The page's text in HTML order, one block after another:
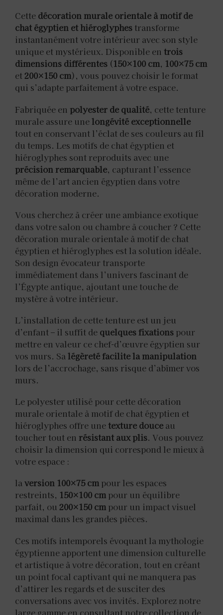
Cette décoration murale orientale à motif de
chat égyptien et hiéroglyphes transforme
instantanément votre intérieur avec son style
unique et mystérieux. Disponible en trois
dimensions différentes (150×100 cm, 100×75 cm
et200×150 cm), vous pouvez choisir le format
qui s’adapte parfaitement à votre espace.
Fabriquée en polyester de qualité, cette tenture
murale assure unelongévité exceptionnelle
tout en conservant l’éclat de ses couleurs au fil
du temps. Les motifs de chat égyptien et
hiéroglyphes sont reproduits avec une
précision remarquable, capturant l’essence
même de l’art ancien égyptien dans votre
décoration moderne.
Vous cherchez à créer une ambiance exotique
dans votre salon ou chambre à coucher ? Cette
décoration murale orientale à motif de chat
égyptien et hiéroglyphes est la solution idéale.
Son design évocateur transporte
immédiatement dans l’univers fascinant de
l’Égypte antique, ajoutant une touche de
mystère à votre intérieur.
L’installation de cette tenture est un jeu
d’enfant – il suffit de quelques fixations pour
mettre en valeur ce chef-d’œuvre égyptien sur
vos murs. Salégèreté facilite la manipulation
lors de l’accrochage, sans risque d’abîmer vos
murs.
Le polyester utilisé pour cette décoration
murale orientale à motif de chat égyptien et
hiéroglyphes offre unetexture douce au
toucher tout en résistant aux plis. Vous pouvez
choisir la dimension qui correspond le mieux à
votre espace :
laversion 100×75 cm pour les espaces
restreints, 150×100 cm pour un équilibre
parfait, ou 200×150 cm pour un impact visuel
maximal dans les grandes pièces.
Ces motifs intemporels évoquant la mythologie
égyptienne apportent une dimension culturelle
et artistique à votre décoration, tout en créant
un point focal captivant qui ne manquera pas
d’attirer les regards et de susciter des
conversations avec vos invités. Explorez notre
large gamme en consultant notre collection de